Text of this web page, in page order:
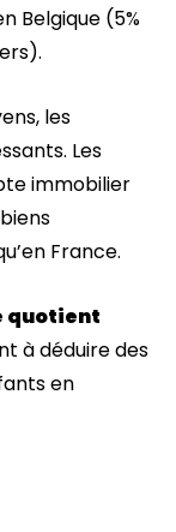
Belgique (5%
les
Les
immobilier
France.
quotient
à déduire des
en